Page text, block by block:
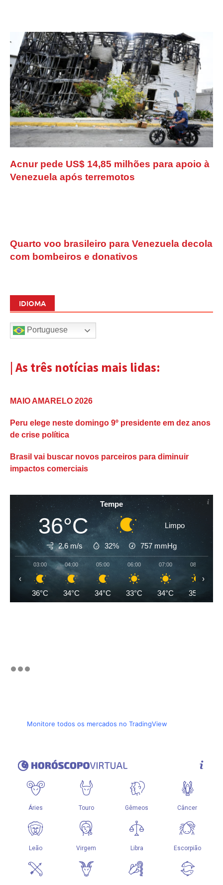
Acnur pede US$ 14,85 milhões para apoio à
Venezuela após terremotos
Quarto voo brasileiro para Venezuela decola
com bombeiros e donativos
IDIOMA
Portuguese
| As três notícias mais lidas:
MAIO AMARELO 2026
Peru elege neste domingo 9º presidente em dez anos
de crise política
Brasil vai buscar novos parceiros para diminuir
impactos comerciais
Tempe
36°C Limpo
2.6 m/s 32% 757 mmHg
03:00
36°C
04:00
34°C
05:00
34°C
06:00
33°C
07:00
34°C
08:00
35°C
‹ ›
Monitore todos os mercados no TradingView